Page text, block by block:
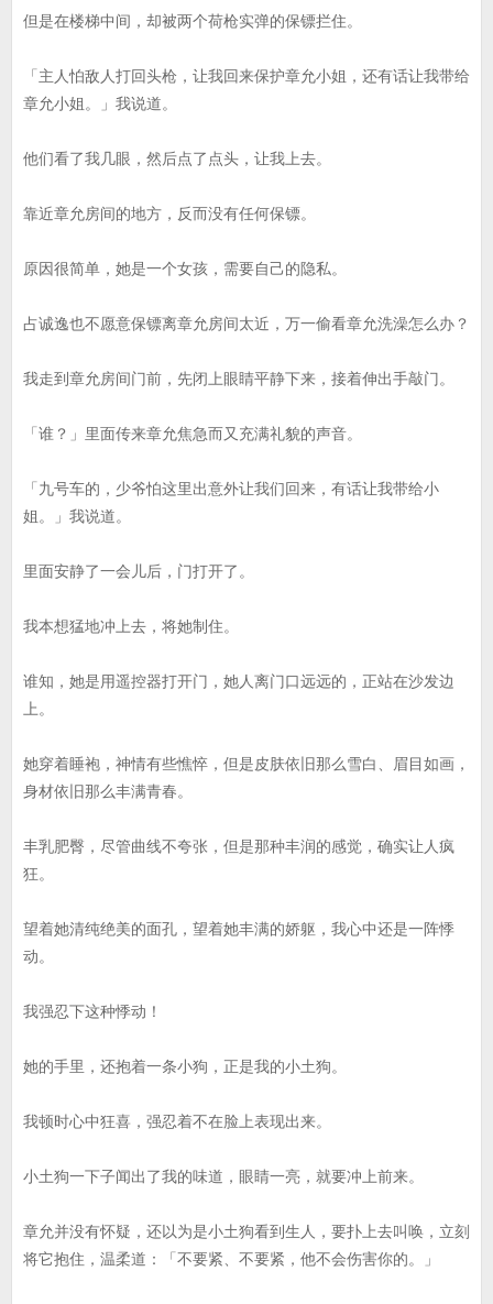
但是在楼梯中间，却被两个荷枪实弹的保镖拦住。
「主人怕敌人打回头枪，让我回来保护章允小姐，还有话让我带给
章允小姐。」我说道。
他们看了我几眼，然后点了点头，让我上去。
靠近章允房间的地方，反而没有任何保镖。
原因很简单，她是一个女孩，需要自己的隐私。
占诚逸也不愿意保镖离章允房间太近，万一偷看章允洗澡怎么办？
我走到章允房间门前，先闭上眼睛平静下来，接着伸出手敲门。
「谁？」里面传来章允焦急而又充满礼貌的声音。
「九号车的，少爷怕这里出意外让我们回来，有话让我带给小
姐。」我说道。
里面安静了一会儿后，门打开了。
我本想猛地冲上去，将她制住。
谁知，她是用遥控器打开门，她人离门口远远的，正站在沙发边
上。
她穿着睡袍，神情有些憔悴，但是皮肤依旧那么雪白、眉目如画，
身材依旧那么丰满青春。
丰乳肥臀，尽管曲线不夸张，但是那种丰润的感觉，确实让人疯
狂。
望着她清纯绝美的面孔，望着她丰满的娇躯，我心中还是一阵悸
动。
我强忍下这种悸动！
她的手里，还抱着一条小狗，正是我的小土狗。
我顿时心中狂喜，强忍着不在脸上表现出来。
小土狗一下子闻出了我的味道，眼睛一亮，就要冲上前来。
章允并没有怀疑，还以为是小土狗看到生人，要扑上去叫唤，立刻
将它抱住，温柔道：「不要紧、不要紧，他不会伤害你的。」